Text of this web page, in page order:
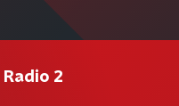
Radio 2